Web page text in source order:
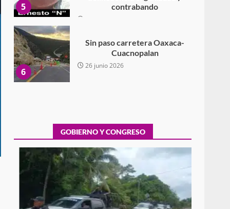
6
7
por el delito de pederastia
cometido en la región del Istmo
de Tehuantepec
1
5 agosto 2026
Encuentro de Ariadna Montiel
con el Gobernador Salomón
Jara Cruz reafirma la
consolidación de la
transformación en territorio
GOBIERNO Y CONGRESO